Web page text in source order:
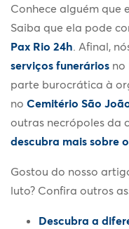
Conhece alguém que
Saiba que ela pode
Pax Rio 24h . Afinal,
serviços funerários no
parte burocrática à
no Cemitério São
outras necrópoles da
descubra mais sobre
Gostou do nosso
luto? Confira outros
Descubra a